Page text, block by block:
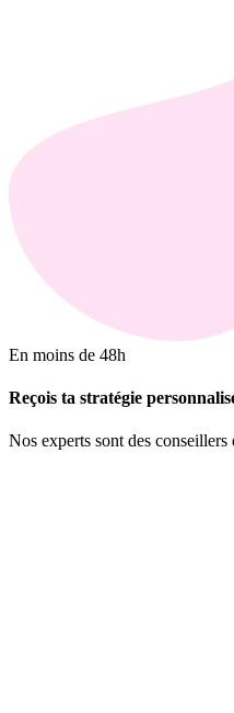
En moins de 48h
Reçois ta stratégie
Nos experts sont des